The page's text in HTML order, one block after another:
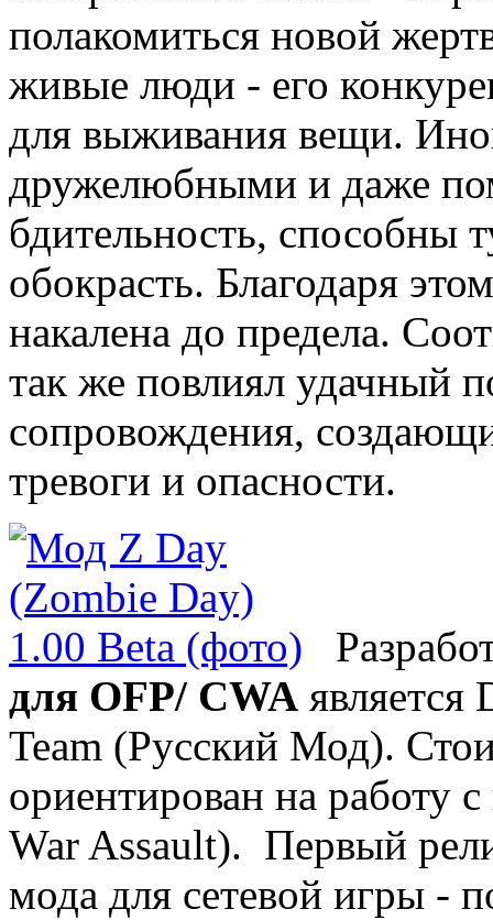
полакомиться новой
живые люди - его
для выживания вещи.
дружелюбными и даже
бдительность, способны
обокрасть. Благодаря
накалена до предела.
так же повлиял удачный
сопровождения,
тревоги и опасности.
для OFP/ CWA
Team (Русский Мод).
ориентирован на работу
War Assault). Первый
мода для сетевой игры -